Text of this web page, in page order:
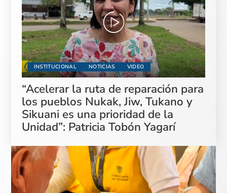
INSTITUCIONAL NOTICIAS VIDEO
“Acelerar la ruta de reparación para
los pueblos Nukak, Jiw, Tukano y
Sikuani es una prioridad de la
Unidad”: Patricia Tobón Yagarí